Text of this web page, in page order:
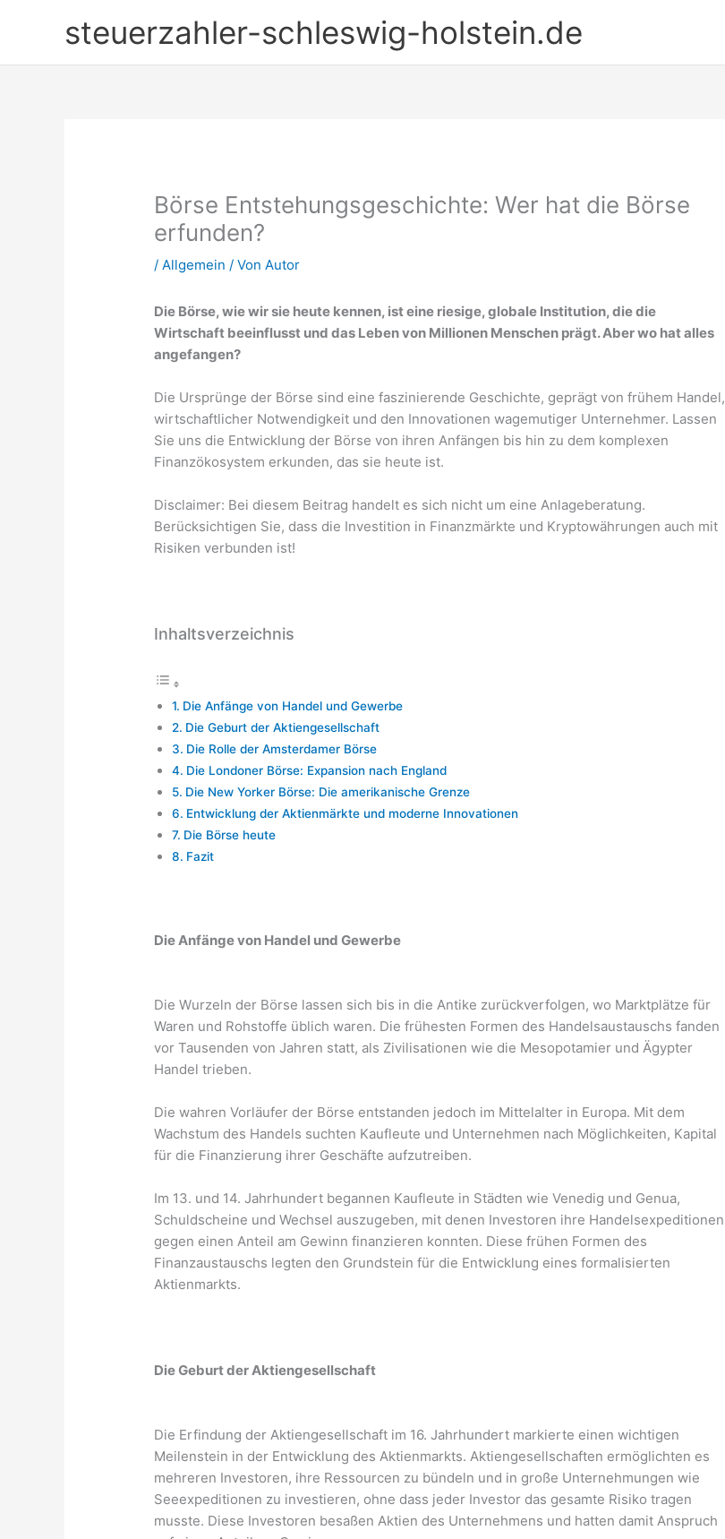
steuerzahler-schleswig-holstein.de
Börse Entstehungsgeschichte: Wer hat die Börse
erfunden?
/Allgemein / VonAutor
Die Börse, wie wir sie heute kennen, ist eine riesige, globale Institution, die die
Wirtschaft beeinflusst und das Leben von Millionen Menschen prägt. Aber wo hat alles
angefangen?
Die Ursprünge der Börse sind eine faszinierende Geschichte, geprägt von frühem Handel,
wirtschaftlicher Notwendigkeit und den Innovationen wagemutiger Unternehmer. Lassen
Sie uns die Entwicklung der Börse von ihren Anfängen bis hin zu dem komplexen
Finanzökosystem erkunden, das sie heute ist.
Disclaimer: Bei diesem Beitrag handelt es sich nicht um eine Anlageberatung.
Berücksichtigen Sie, dass die Investition in Finanzmärkte und Kryptowährungen auch mit
Risiken verbunden ist!
Inhaltsverzeichnis
Die Anfänge von Handel und Gewerbe
Die Geburt der Aktiengesellschaft
Die Rolle der Amsterdamer Börse
Die Londoner Börse: Expansion nach England
Die New Yorker Börse: Die amerikanische Grenze
Entwicklung der Aktienmärkte und moderne Innovationen
Die Börse heute
Fazit
Die Anfänge von Handel und Gewerbe
Die Wurzeln der Börse lassen sich bis in die Antike zurückverfolgen, wo Marktplätze für
Waren und Rohstoffe üblich waren. Die frühesten Formen des Handelsaustauschs fanden
vor Tausenden von Jahren statt, als Zivilisationen wie die Mesopotamier und Ägypter
Handel trieben.
Die wahren Vorläufer der Börse entstanden jedoch im Mittelalter in Europa. Mit dem
Wachstum des Handels suchten Kaufleute und Unternehmen nach Möglichkeiten, Kapital
für die Finanzierung ihrer Geschäfte aufzutreiben.
Im 13. und 14. Jahrhundert begannen Kaufleute in Städten wie Venedig und Genua,
Schuldscheine und Wechsel auszugeben, mit denen Investoren ihre Handelsexpeditionen
gegen einen Anteil am Gewinn finanzieren konnten. Diese frühen Formen des
Finanzaustauschs legten den Grundstein für die Entwicklung eines formalisierten
Aktienmarkts.
Die Geburt der Aktiengesellschaft
Die Erfindung der Aktiengesellschaft im 16. Jahrhundert markierte einen wichtigen
Meilenstein in der Entwicklung des Aktienmarkts. Aktiengesellschaften ermöglichten es
mehreren Investoren, ihre Ressourcen zu bündeln und in große Unternehmungen wie
Seeexpeditionen zu investieren, ohne dass jeder Investor das gesamte Risiko tragen
musste. Diese Investoren besaßen Aktien des Unternehmens und hatten damit Anspruch